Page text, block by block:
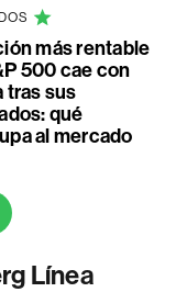
más rentable
500 cae con
tras sus
qué
al mercado
Línea